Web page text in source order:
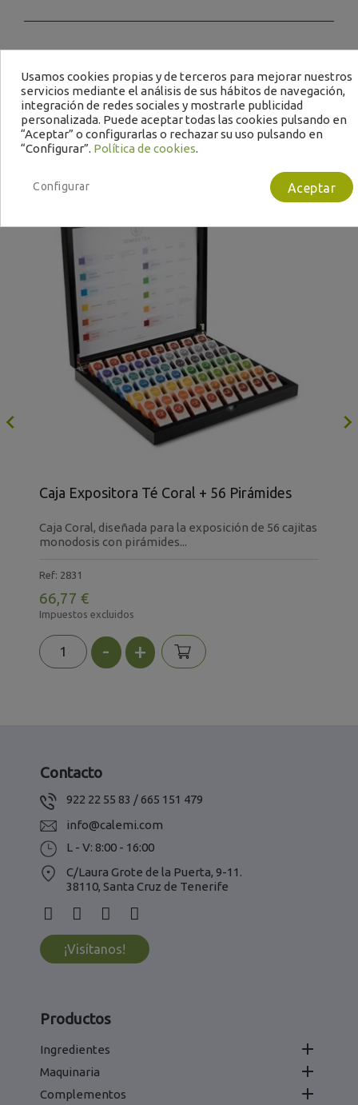
Te puede interesar
Caja Expositora Té Coral + 56 Pirámides
Caja Coral, diseñada para la exposición de 56 cajitas
monodosis con pirámides...
Ref: 2831
66,77 €
Impuestos excluidos
- +
Contacto
922 22 55 83 / 665 151 479
info@calemi.com
L - V: 8:00 - 16:00
C/Laura Grote de la Puerta, 9-11.
38110, Santa Cruz de Tenerife
¡Visítanos!
Productos
Ingredientes 
Maquinaria 
Complementos 
Usamos cookies propias y de terceros para mejorar nuestros
servicios mediante el análisis de sus hábitos de navegación,
integración de redes sociales y mostrarle publicidad
personalizada. Puede aceptar todas las cookies pulsando en
“Aceptar” o configurarlas o rechazar su uso pulsando en
“Configurar”. Política de cookies.
Aceptar
Configurar